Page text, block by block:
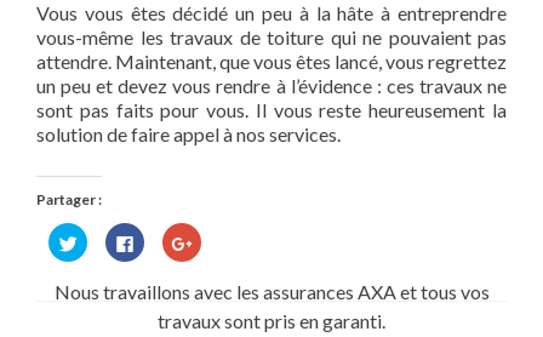
Vous vous êtes décidé un peu à la hâte à entreprendre
vous-même les travaux de toiture qui ne pouvaient pas
attendre. Maintenant, que vous êtes lancé, vous regrettez
un peu et devez vous rendre à l’évidence : ces travaux ne
sont pas faits pour vous. Il vous reste heureusement la
solution de faire appel à nos services.
Partager :
Cliquez
pour
partager
Twitter(ouvre
Cliquez
pour
partager
sur
Facebook(ouvre
dans
une
Cliquez
pour
Google+
dans
Nous travaillons avec les assurances AXA et tous vos
travaux sont pris en garanti.